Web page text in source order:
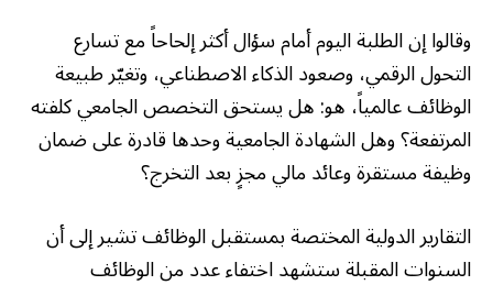
وقالوا إن الطلبة اليوم أمام سؤال أكثر إلحاحاً مع تسارع
التحول الرقمي، وصعود الذكاء الاصطناعي، وتغيّر طبيعة
الوظائف عالمياً، هو: هل يستحق التخصص الجامعي كلفته
المرتفعة؟ وهل الشهادة الجامعية وحدها قادرة على ضمان
وظيفة مستقرة وعائد مالي مجزٍ بعد التخرج؟
التقارير الدولية المختصة بمستقبل الوظائف تشير إلى أن
السنوات المقبلة ستشهد اختفاء عدد من الوظائف